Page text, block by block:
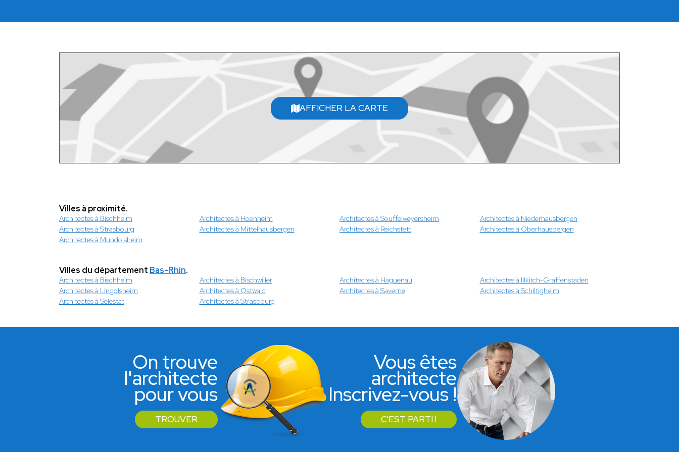
AFFICHER LA CARTE
Villes à proximité.
Architectes à Bischheim Architectes à Hoenheim Architectes à Souffelweyersheim
Architectes à Niederhausbergen
Architectes à Strasbourg
Architectes à Mittelhausbergen Architectes à Reichstett
Architectes à Oberhausbergen
Architectes à Mundolsheim
Villes du département Bas-Rhin.
Architectes à Bischheim Architectes à Bischwiller Architectes à Haguenau
Architectes à Illkirch-Graffenstaden
Architectes à Lingolsheim
Architectes à Ostwald Architectes à Saverne
Architectes à Schiltigheim
Architectes à Sélestat
Architectes à Strasbourg
On trouve
l'architecte
pour vous
TROUVER
Vous êtes
architecte
Inscrivez-vous !
C'EST PARTI !